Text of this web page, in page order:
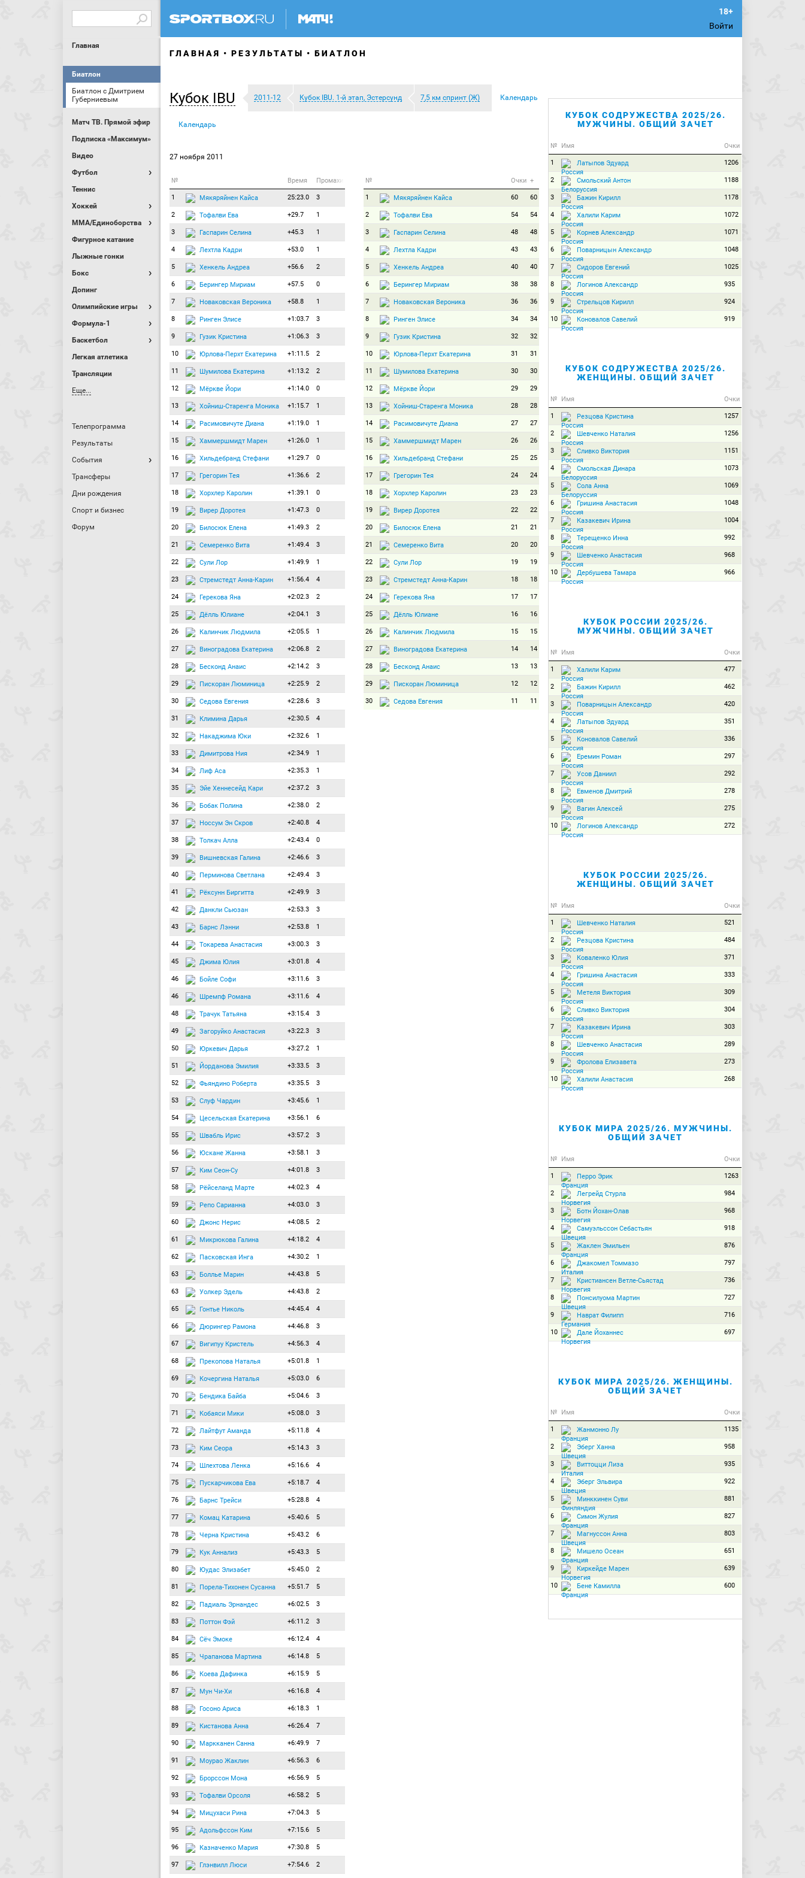
Войти
Главная
Биатлон
Биатлон с Дмитрием
Губерниевым
Матч ТВ. Прямой эфир
Подписка «Максимум»
Видео
Футбол
Теннис
Хоккей
MMA/Единоборства
Фигурное катание
Лыжные гонки
Бокс
Допинг
Олимпийские игры
Формула-1
Баскетбол
Легкая атлетика
Трансляции
Еще...
Телепрограмма
Результаты
События
Трансферы
Дни рождения
Спорт и бизнес
Форум
ГЛАВНАЯ РЕЗУЛЬТАТЫ БИАТЛОН
Кубок IBU 2011-12 Кубок IBU. 1-й этап, Эстерсунд 7,5 км спринт (Ж) Календарь
Календарь
27 ноября 2011
№ Время Промахи
1 Мякяряйнен Кайса 25:23.0 3
2 Тофалви Ева +29.7 1
3 Гаспарин Селина +45.3 1
4 Лехтла Кадри +53.0 1
5 Хенкель Андреа +56.6 2
6 Берингер Мириам +57.5 0
7 Новаковская Вероника +58.8 1
8 Ринген Элисе +1:03.7 3
9 Гузик Кристина +1:06.3 3
10 Юрлова-Перхт Екатерина +1:11.5 2
11 Шумилова Екатерина +1:13.2 2
12 Мёркве Йори +1:14.0 0
13 Хойниш-Старенга Моника +1:15.7 1
14 Расимовичуте Диана +1:19.0 1
15 Хаммершмидт Марен +1:26.0 1
16 Хильдебранд Стефани +1:29.7 0
17 Грегорин Тея +1:36.6 2
18 Хорхлер Каролин +1:39.1 0
19 Вирер Доротея +1:47.3 0
20 Билосюк Елена +1:49.3 2
21 Семеренко Вита +1:49.4 3
22 Сули Лор +1:49.9 1
23 Стремстедт Анна-Карин +1:56.4 4
24 Герекова Яна +2:02.3 2
25 Дёлль Юлиане +2:04.1 3
26 Калинчик Людмила +2:05.5 1
27 Виноградова Екатерина +2:06.8 2
28 Бесконд Анаис +2:14.2 3
29 Пискоран Люминица +2:25.9 2
30 Седова Евгения +2:28.6 3
31 Климина Дарья +2:30.5 4
32 Накаджима Юки +2:32.6 1
33 Димитрова Ния +2:34.9 1
34 Лиф Аса +2:35.3 1
35 Эйе Хеннесейд Кари +2:37.2 3
36 Бобак Полина +2:38.0 2
37 Носсум Эн Скров +2:40.8 4
38 Толкач Алла +2:43.4 0
39 Вишневская Галина +2:46.6 3
40 Перминова Светлана +2:49.4 3
41 Рёксунн Биргитта +2:49.9 3
42 Данкли Сьюзан +2:53.3 3
43 Барнс Лэнни +2:53.8 1
44 Токарева Анастасия +3:00.3 3
45 Джима Юлия +3:01.8 4
46 Бойле Софи +3:11.6 3
46 Шремпф Романа +3:11.6 4
48 Трачук Татьяна +3:15.4 3
49 Загоруйко Анастасия +3:22.3 3
50 Юркевич Дарья +3:27.2 1
51 Йорданова Эмилия +3:33.5 3
52 Фьяндино Роберта +3:35.5 3
53 Слуф Чардин +3:45.6 1
54 Цесельская Екатерина +3:56.1 6
55 Швабль Ирис +3:57.2 3
56 Юскане Жанна +3:58.1 3
57 Ким Сеон-Су +4:01.8 3
58 Рёйселанд Марте +4:02.3 4
59 Репо Сарианна +4:03.0 3
60 Джонс Нерис +4:08.5 2
61 Микрюкова Галина +4:18.2 4
62 Пасковская Инга +4:30.2 1
63 Боллье Марин +4:43.8 5
63 Уолкер Эдель +4:43.8 2
65 Гонтье Николь +4:45.4 4
66 Дюрингер Рамона +4:46.8 3
67 Вигипуу Кристель +4:56.3 4
68 Прекопова Наталья +5:01.8 1
69 Кочергина Наталья +5:03.0 6
70 Бендика Байба +5:04.6 3
71 Кобаяси Мики +5:08.0 3
72 Лайтфут Аманда +5:11.8 4
73 Ким Сеора +5:14.3 3
74 Шлехтова Ленка +5:16.6 4
75 Пускарчикова Ева +5:18.7 4
76 Барнс Трейси +5:28.8 4
77 Комац Катарина +5:40.6 5
78 Черна Кристина +5:43.2 6
79 Кук Аннализ +5:43.3 5
80 Юудас Элизабет +5:45.0 2
81 Порела-Тихонен Сусанна +5:51.7 5
82 Падиаль Эрнандес +6:02.5 3
83 Поттон Фэй +6:11.2 3
84 Сёч Эмоке +6:12.4 4
85 Чрапанова Мартина +6:14.8 5
86 Коева Дафинка +6:15.9 5
87 Мун Чи-Хи +6:16.8 4
88 Госоно Ариса +6:18.3 1
89 Кистанова Анна +6:26.4 7
90 Маркканен Санна +6:49.9 7
91 Моурао Жаклин +6:56.3 6
92 Брорссон Мона +6:56.9 5
93 Тофалви Орсоля +6:58.2 5
94 Мицухаси Рина +7:04.3 5
95 Адольфссон Ким +7:15.6 5
96 Казначенко Мария +7:30.8 5
97 Глэнвилл Люси +7:54.6 2
№ Очки +
1 Мякяряйнен Кайса 60 60
2 Тофалви Ева 54 54
3 Гаспарин Селина 48 48
4 Лехтла Кадри 43 43
5 Хенкель Андреа 40 40
6 Берингер Мириам 38 38
7 Новаковская Вероника 36 36
8 Ринген Элисе 34 34
9 Гузик Кристина 32 32
10 Юрлова-Перхт Екатерина 31 31
11 Шумилова Екатерина 30 30
12 Мёркве Йори 29 29
13 Хойниш-Старенга Моника 28 28
14 Расимовичуте Диана 27 27
15 Хаммершмидт Марен 26 26
16 Хильдебранд Стефани 25 25
17 Грегорин Тея 24 24
18 Хорхлер Каролин 23 23
19 Вирер Доротея 22 22
20 Билосюк Елена 21 21
21 Семеренко Вита 20 20
22 Сули Лор 19 19
23 Стремстедт Анна-Карин 18 18
24 Герекова Яна 17 17
25 Дёлль Юлиане 16 16
26 Калинчик Людмила 15 15
27 Виноградова Екатерина 14 14
28 Бесконд Анаис 13 13
29 Пискоран Люминица 12 12
30 Седова Евгения 11 11
КУБОК СОДРУЖЕСТВА 2025/26.
МУЖЧИНЫ. ОБЩИЙ ЗАЧЕТ
№ Имя Очки
1 Латыпов Эдуард 1206
2 Смольский Антон 1188
3 Бажин Кирилл 1178
4 Халили Карим 1072
5 Корнев Александр 1071
6 Поварницын Александр 1048
7 Сидоров Евгений 1025
8 Логинов Александр 935
9 Стрельцов Кирилл 924
10 Коновалов Савелий 919
КУБОК СОДРУЖЕСТВА 2025/26.
ЖЕНЩИНЫ. ОБЩИЙ ЗАЧЕТ
№ Имя Очки
1 Резцова Кристина 1257
2 Шевченко Наталия 1256
3 Сливко Виктория 1151
4 Смольская Динара 1073
5 Сола Анна 1069
6 Гришина Анастасия 1048
7 Казакевич Ирина 1004
8 Терещенко Инна 992
9 Шевченко Анастасия 968
10 Дербушева Тамара 966
КУБОК РОССИИ 2025/26.
МУЖЧИНЫ. ОБЩИЙ ЗАЧЕТ
№ Имя Очки
1 Халили Карим 477
2 Бажин Кирилл 462
3 Поварницын Александр 420
4 Латыпов Эдуард 351
5 Коновалов Савелий 336
6 Еремин Роман 297
7 Усов Даниил 292
8 Евменов Дмитрий 278
9 Вагин Алексей 275
10 Логинов Александр 272
КУБОК РОССИИ 2025/26.
ЖЕНЩИНЫ. ОБЩИЙ ЗАЧЕТ
№ Имя Очки
1 Шевченко Наталия 521
2 Резцова Кристина 484
3 Коваленко Юлия 371
4 Гришина Анастасия 333
5 Метеля Виктория 309
6 Сливко Виктория 304
7 Казакевич Ирина 303
8 Шевченко Анастасия 289
9 Фролова Елизавета 273
10 Халили Анастасия 268
КУБОК МИРА 2025/26. МУЖЧИНЫ.
ОБЩИЙ ЗАЧЕТ
№ Имя Очки
1 Перро Эрик 1263
2 Легрейд Стурла 984
3 Ботн Йохан-Олав 968
4 Самуэльссон Себастьян 918
5 Жаклен Эмильен 876
6 Джакомел Томмазо 797
7 Кристиансен Ветле-Сьястад 736
8 Понсилуома Мартин 727
9 Наврат Филипп 716
10 Дале Йоханнес 697
КУБОК МИРА 2025/26. ЖЕНЩИНЫ.
ОБЩИЙ ЗАЧЕТ
№ Имя Очки
1 Жанмонно Лу 1135
2 Эберг Ханна 958
3 Виттоцци Лиза 935
4 Эберг Эльвира 922
5 Минккинен Суви 881
6 Симон Жулия 827
7 Магнуссон Анна 803
8 Мишело Осеан 651
9 Киркейде Марен 639
10 Бене Камилла 600